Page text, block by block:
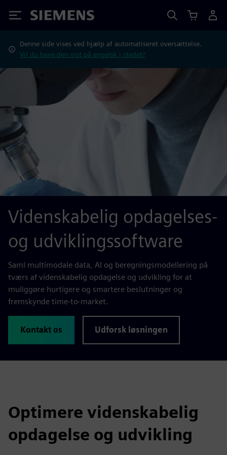
Siemens
Denne side vises ved hjælp af automatiseret oversættelse.
Vil du have den vist på engelsk i stedet?
Videnskabelig opdagelses-
og udviklingssoftware
Saml multimodale data, AI og beregningsmodellering på
tværs af videnskabelig opdagelse og udvikling for at
muliggøre hurtigere og smartere beslutninger og
fremskynde time-to-market.
Kontakt os Udforsk løsningen
Optimere videnskabelig
opdagelse og udvikling